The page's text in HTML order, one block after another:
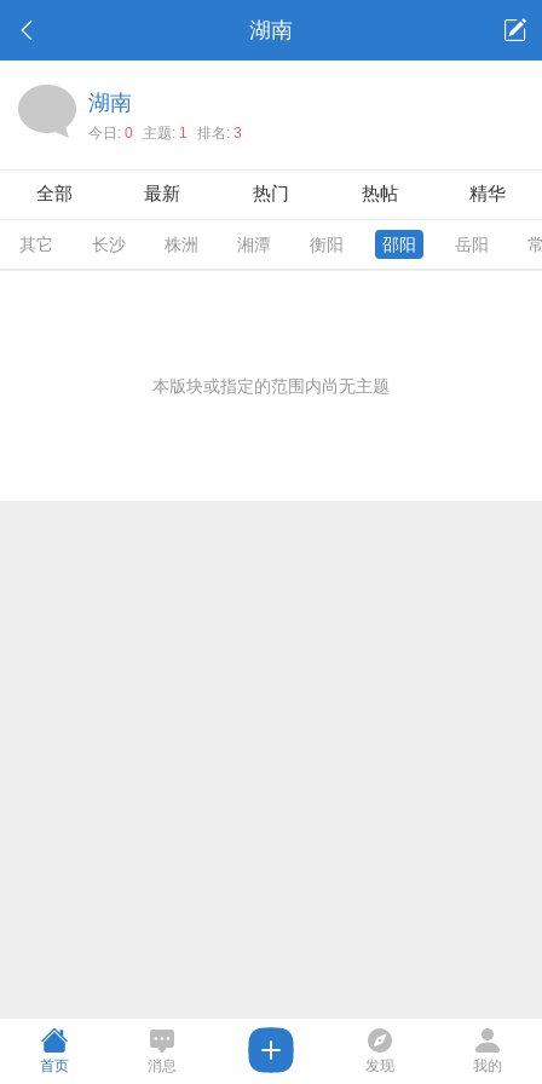
湖南
湖南
今日: 0 主题: 1 排名: 3
全部 最新 热门 热帖 精华
其它 长沙 株洲 湘潭 衡阳 邵阳 岳阳
本版块或指定的范围内尚无主题
首页 消息 发现 我的